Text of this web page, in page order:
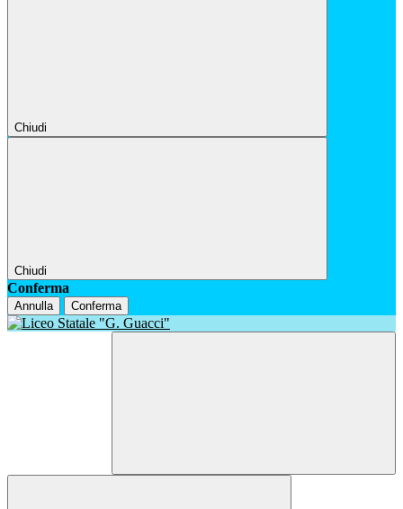
Chiudi
Chiudi
Conferma
Annulla Conferma